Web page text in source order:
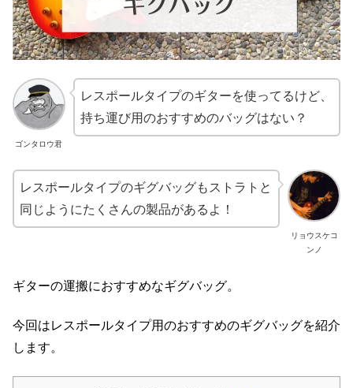
ゴンタロウ君
レスポールタイプのギターを使ってるけど、
持ち運び用のおすすめのバッグはない？
リョウスケコ
ンノ
レスポールタイプのギグバッグもストラトと
同じようにたくさんの製品があるよ！
ギターの運搬におすすめなギグバッグ。
今回はレスポールタイプ用のおすすめのギグバッグを紹介
します。